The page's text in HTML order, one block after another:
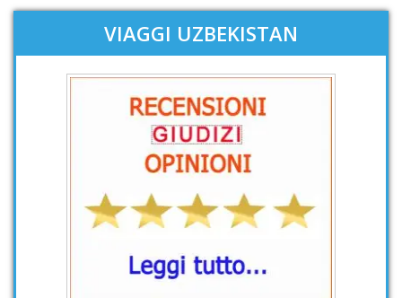
VIAGGI UZBEKISTAN